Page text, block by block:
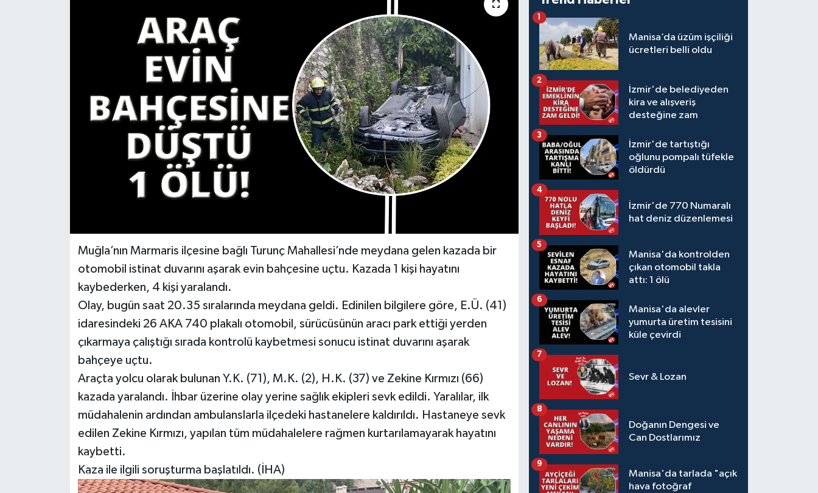
Muğla’nın Marmaris ilçesine bağlı Turunç Mahallesi’nde meydana gelen kazada bir
otomobil istinat duvarını aşarak evin bahçesine uçtu. Kazada 1 kişi hayatını
kaybederken, 4 kişi yaralandı.
Olay, bugün saat 20.35 sıralarında meydana geldi. Edinilen bilgilere göre, E.Ü. (41)
idaresindeki 26 AKA 740 plakalı otomobil, sürücüsünün aracı park ettiği yerden
çıkarmaya çalıştığı sırada kontrolü kaybetmesi sonucu istinat duvarını aşarak
bahçeye uçtu.
Araçta yolcu olarak bulunan Y.K. (71), M.K. (2), H.K. (37) ve Zekine Kırmızı (66)
kazada yaralandı. İhbar üzerine olay yerine sağlık ekipleri sevk edildi. Yaralılar, ilk
müdahalenin ardından ambulanslarla ilçedeki hastanelere kaldırıldı. Hastaneye sevk
edilen Zekine Kırmızı, yapılan tüm müdahalelere rağmen kurtarılamayarak hayatını
kaybetti.
Kaza ile ilgili soruşturma başlatıldı. (İHA)
Manisa’da üzüm işçiliği
ücretleri belli oldu
1
İzmir'de belediyeden
kira ve alışveriş
desteğine zam
2
İzmir'de tartıştığı
oğlunu pompalı tüfekle
öldürdü
3
İzmir'de 770 Numaralı
hat deniz düzenlemesi
4
Manisa'da kontrolden
çıkan otomobil takla
attı: 1 ölü
5
Manisa'da alevler
yumurta üretim tesisini
küle çevirdi
6
Sevr & Lozan
7
Doğanın Dengesi ve
Can Dostlarımız
8
Manisa'da tarlada "açık
hava fotoğraf
9